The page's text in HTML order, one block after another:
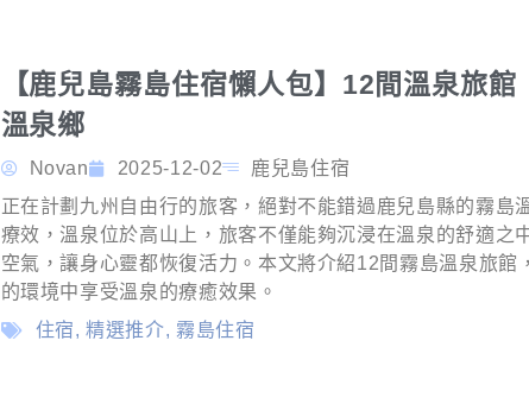
【鹿兒島霧島住宿懶人包】12間溫泉旅
溫泉鄉
Novan 2025-12-02
鹿兒島住宿
正在計劃九州自由行的旅客，絕對不能錯過鹿兒島縣的霧島
療效，溫泉位於高山上，旅客不僅能夠沉浸在溫泉的舒適之
空氣，讓身心靈都恢復活力。本文將介紹12間霧島溫泉旅館
的環境中享受溫泉的療癒效果。
住宿,精選推介, 霧島住宿